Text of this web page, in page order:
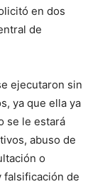
en dos
de
ejecutaron sin
ya que ella ya
se le estará
abuso de
o
falsificación de